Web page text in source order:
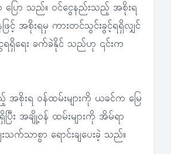
ပြော သည်။ ဝင်ငွေနည်းသည့် အစိုးရ
ဖြင့် အစိုးရမှ ကားတင်သွင်းခွင့်ရရှိလျှင်
ေရရှိရေး ခက်ခဲနိုင် သည်ဟု ၎င်းက
စိုးရ ဝန်ထမ်းများကို ယခင်က မြေ
ပြီး အချို့ဝန် ထမ်းများကို အိမ်ရာ
သက်သာစွာ ရောင်းချပေးခဲ့ သည်။